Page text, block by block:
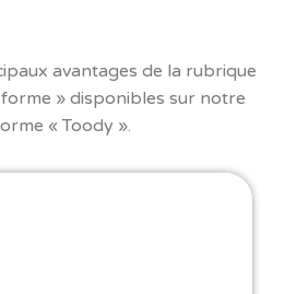
avantages de la rubrique
» disponibles sur notre
« Toody ».